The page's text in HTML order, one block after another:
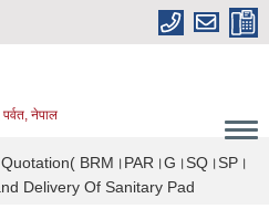
नेपाल
BRM।PAR।G।SQ।SP।
Delivery Of Sanitary Pad